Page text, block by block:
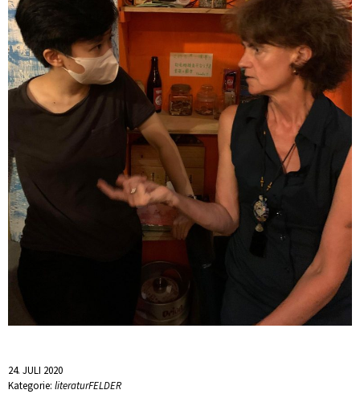
24. JULI 2020
Kategorie: literaturFELDER